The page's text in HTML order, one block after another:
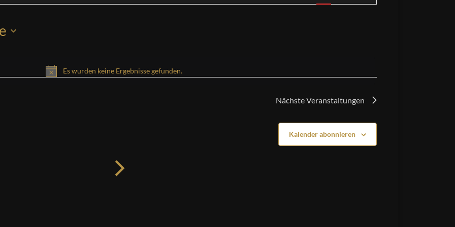
Hinweis
Es wurden keine Ergebnisse gefunden.
NächsteVeranstaltungen
Kalender abonnieren